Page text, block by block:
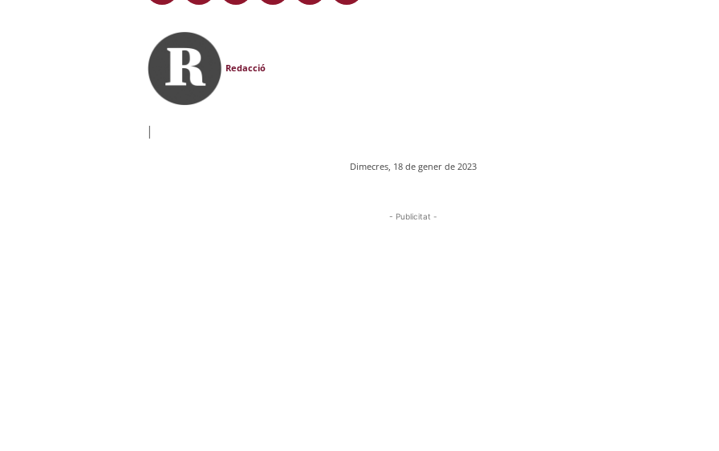
Redacció
|
Dimecres, 18 de gener de 2023
- Publicitat -